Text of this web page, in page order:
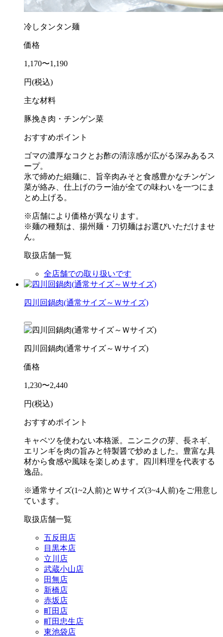
冷しタンタン麺
価格
1,170〜1,190
円(税込)
主な材料
豚挽き肉・チンゲン菜
おすすめポイント
ゴマの濃厚なコクとお酢の清涼感が広がる深みあるス
ープ。
氷で締めた細麺に、旨辛肉みそと食感豊かなチンゲン
菜が絡み、仕上げのラー油が全ての味わいを一つにま
とめ上げる。
※店舗により価格が異なります。
※麺の種類は、揚州麺・刀切麺はお選びいただけませ
ん。
取扱店舗一覧
全店舗での取り扱いです
四川回鍋肉(通常サイズ～Ｗサイズ)
四川回鍋肉(通常サイズ～Ｗサイズ)
価格
1,230〜2,440
円(税込)
おすすめポイント
キャベツを使わない本格派。ニンニクの芽、長ネギ、
エリンギを肉の旨みと特製醤で炒めました。豊富な具
材から食感や風味を楽しめます。四川料理を代表する
逸品。
※通常サイズ(1~2人前)とＷサイズ(3~4人前)をご用意し
ています。
取扱店舗一覧
五反田店
目黒本店
立川店
武蔵小山店
田無店
新橋店
赤坂店
町田店
町田忠生店
東池袋店